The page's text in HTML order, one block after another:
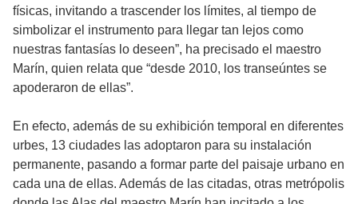
físicas, invitando a trascender los límites, al tiempo de
simbolizar el instrumento para llegar tan lejos como
nuestras fantasías lo deseen”, ha precisado el maestro
Marín, quien relata que “desde 2010, los transeúntes se
apoderaron de ellas”.
En efecto, además de su exhibición temporal en diferentes
urbes, 13 ciudades las adoptaron para su instalación
permanente, pasando a formar parte del paisaje urbano en
cada una de ellas. Además de las citadas, otras metrópolis